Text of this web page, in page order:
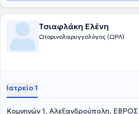
Τσιαφλάκη Ελένη
Ωτορινολαρυγγολόγος (ΩΡΛ)
Ιατρείο 1
Κομνηνών 1, Αλεξανδρούπολη, ΕΒΡΟΣ